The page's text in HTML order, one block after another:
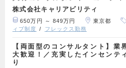
株式会社キャリアビリティ
650万円 ～ 849万円 東京都
ィブ制度
フレックス勤務
【両面型のコンサルタント】業
大歓迎！／充実したインセンテ
り